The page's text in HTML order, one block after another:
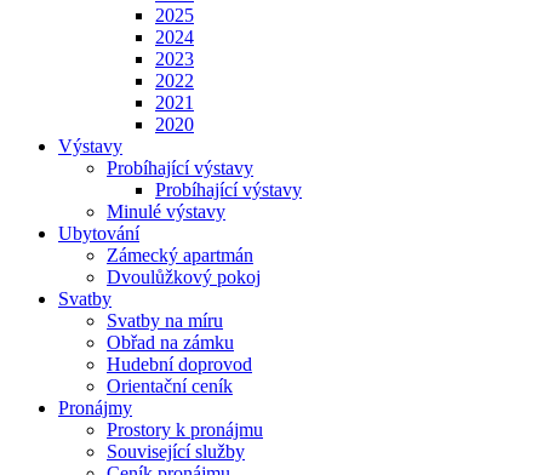
2025
2024
2023
2022
2021
2020
Výstavy
Probíhající výstavy
Probíhající výstavy
Minulé výstavy
Ubytování
Zámecký apartmán
Dvoulůžkový pokoj
Svatby
Svatby na míru
Obřad na zámku
Hudební doprovod
Orientační ceník
Pronájmy
Prostory k pronájmu
Související služby